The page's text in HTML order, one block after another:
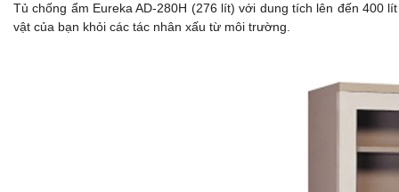
Tủ chống ẩm Eureka AD-280H (276 lít) với dung tích lên đến 400
vật của bạn khỏi các tác nhân xấu từ môi trường.